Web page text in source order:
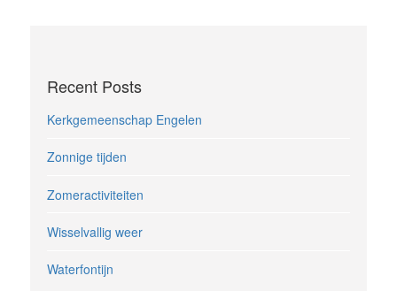
Recent Posts
Kerkgemeenschap Engelen
Zonnige tijden
Zomeractiviteiten
Wisselvallig weer
Waterfontijn